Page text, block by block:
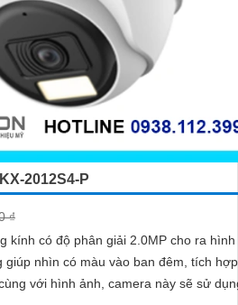
2012S4-P
₫
kính có độ phân giải 2.0MP cho ra
giúp nhìn có màu vào ban đêm, tích
với hình ảnh, camera này sẽ sử